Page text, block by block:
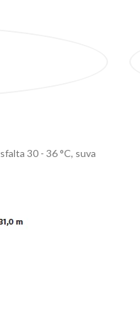
30 - 36 °C, suva